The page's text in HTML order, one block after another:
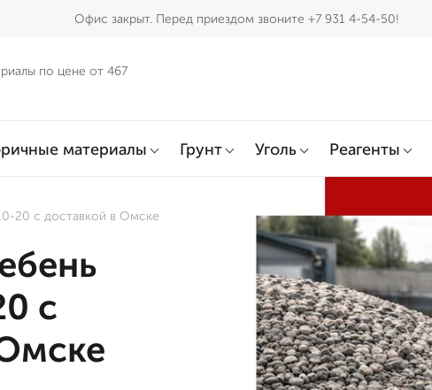
Офис закрыт. Перед приездом звоните +7 931 4-54-50!
по цене от 467
материалы Грунт Уголь Реагенты
20 с доставкой в Омске
с